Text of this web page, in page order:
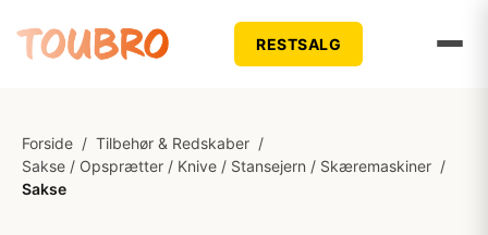
RESTSALG
Forside / Tilbehør & Redskaber /
Sakse / Opsprætter / Knive / Stansejern / Skæremaskiner /
Sakse